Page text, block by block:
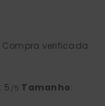
Compra verificada
: 5 /5 Tamanho: